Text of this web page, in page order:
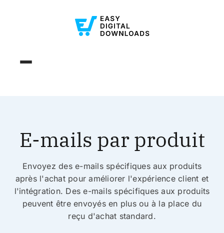
E-mails par produit
Envoyez des e-mails spécifiques aux produits
après l'achat pour améliorer l'expérience client et
l'intégration. Des e-mails spécifiques aux produits
peuvent être envoyés en plus ou à la place du
reçu d'achat standard.